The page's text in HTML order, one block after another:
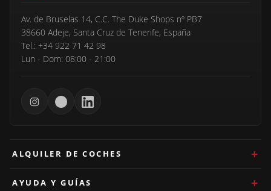
Av. de Bruselas 14, C.C. The Duke Shops nº PB7
38660 Adeje, Santa Cruz de Tenerife, España
Tel.: +34 922 71 42 98
Lun - Dom: 08:00 - 21:00
ALQUILER DE COCHES
AYUDA Y GUÍAS